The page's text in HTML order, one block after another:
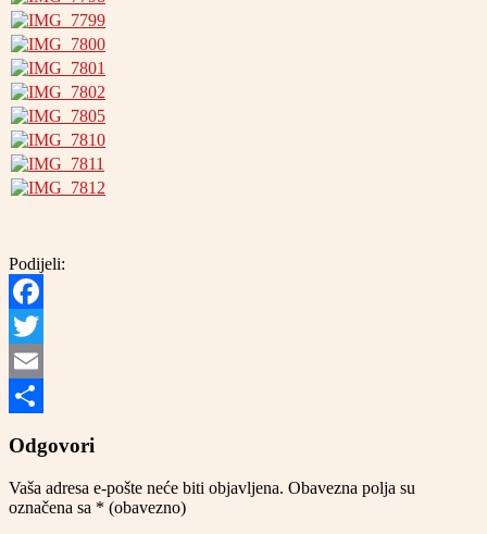
Podijeli:
Facebook
Twitter
Email
Odgovori
Vaša adresa e-pošte neće biti objavljena. Obavezna polja su
označena sa * (obavezno)